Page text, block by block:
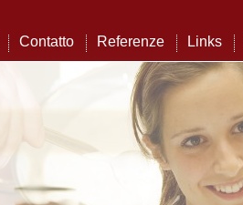
Contatto Referenze Links